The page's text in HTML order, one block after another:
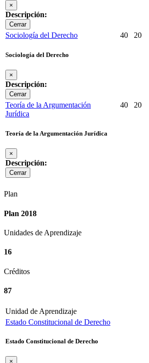
×
Descripción:
Cerrar
Sociología del Derecho
Sociología del Derecho
×
Descripción:
Cerrar
40 20
Teoría de la Argumentación
Jurídica
Teoría de la Argumentación Jurídica
×
Descripción:
Cerrar
40 20
Plan
Plan 2018
Unidades de Aprendizaje
16
Créditos
87
Unidad de Aprendizaje
Estado Constitucional de Derecho
Estado Constitucional de Derecho
×